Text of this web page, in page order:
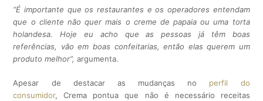
“É importante que os restaurantes e os operadores entendam
que o cliente não quer mais o creme de papaia ou uma torta
holandesa. Hoje eu acho que as pessoas já têm boas
referências, vão em boas confeitarias, então elas querem um
produto melhor”, argumenta.
Apesar de destacar as mudanças no perfil do
consumidor, Crema pontua que não é necessário receitas